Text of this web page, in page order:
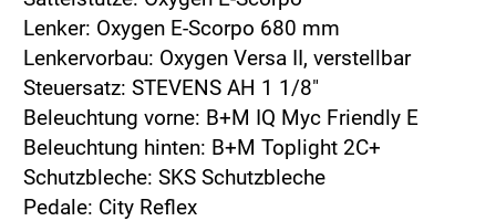
Lenker: Oxygen E-Scorpo 680 mm
Lenkervorbau: Oxygen Versa II, verstellbar
Steuersatz: STEVENS AH 1 1/8"
Beleuchtung vorne: B+M IQ Myc Friendly E
Beleuchtung hinten: B+M Toplight 2C+
Schutzbleche: SKS Schutzbleche
Pedale: City Reflex